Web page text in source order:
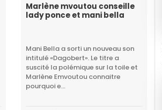
Marlène mvoutou conseille
lady ponce et mani bella
Mani Bella a sorti un nouveau son
intitulé «Dagobert». Le titre a
suscité la polémique sur la toile et
Marlène Emvoutou connaitre
pourquoi e...